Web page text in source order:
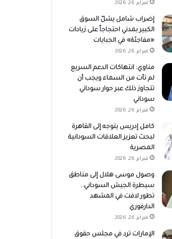
فبراير 26, 2026
إضراب شامل يشلّ السوق
الكبير بمدني احتجاجاً على زيادات
«مفاجئة» في الجبايات
فبراير 26, 2026
مناوي: انتهاكات الدعم السريع
لم تأت من السماء ويجب أن
تتجاوز ذلك عبر حوار سوداني
سوداني
فبراير 26, 2026
كامل إدريس يتوجه إلى القاهرة
لبحث تعزيز العلاقات السودانية
المصرية
فبراير 26, 2026
وصول موسى هلال إلى مناطق
سيطرة الجيش السوداني..
تطور لافت في المشهد
الدارفوري
فبراير 26, 2026
الإمارات ترد في مجلس حقوق